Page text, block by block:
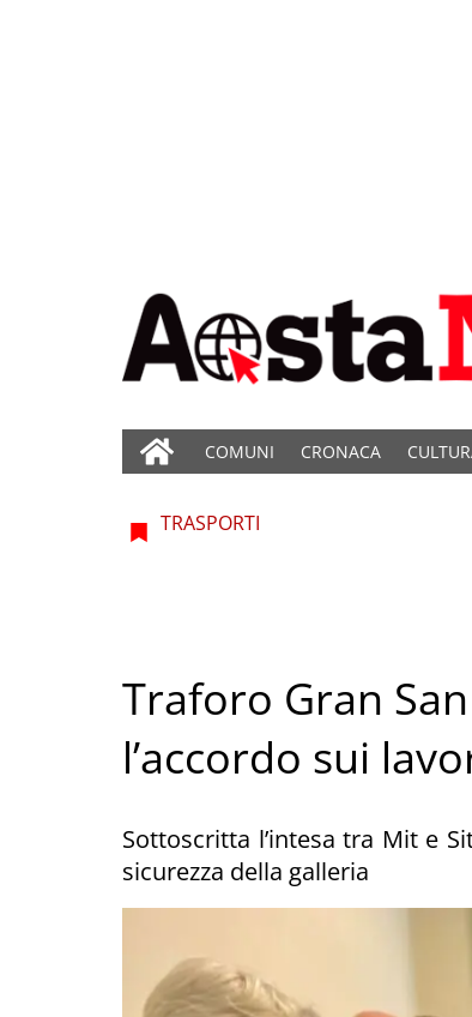
COMUNI CRONACA
TRASPORTI
Traforo Gran
l’accordo sui
Sottoscritta l’intesa tra Mit e
sicurezza della galleria